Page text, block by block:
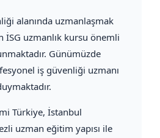
alanında uzmanlaşmak
İSG uzmanlık kursu önemli
Günümüzde
iş güvenliği uzmanı
Türkiye, İstanbul
uzman eğitim yapısı ile